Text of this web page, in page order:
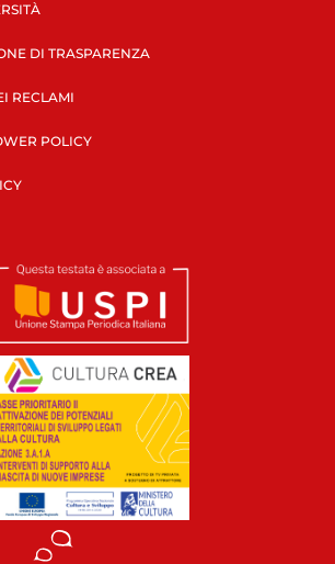
DI TRASPARENZA
RECLAMI
POLICY